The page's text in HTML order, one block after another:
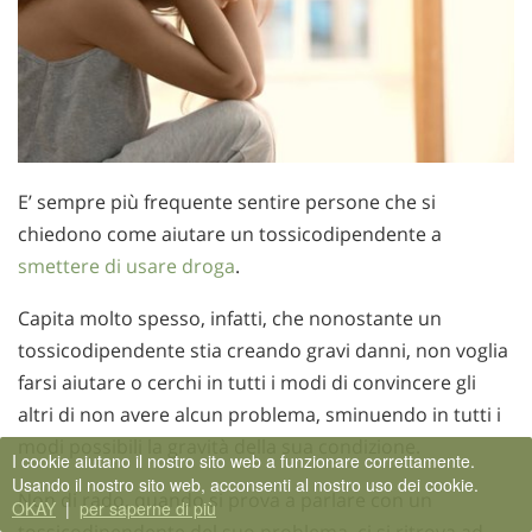
E’ sempre più frequente sentire persone che si
chiedono come aiutare un tossicodipendente a
smettere di usare droga.
Capita molto spesso, infatti, che nonostante un
tossicodipendente stia creando gravi danni, non voglia
farsi aiutare o cerchi in tutti i modi di convincere gli
altri di non avere alcun problema, sminuendo in tutti i
Non di rado, quando si prova a parlare con un
I cookie aiutano il nostro sito web a funzionare correttamente.
Usando il nostro sito web, acconsenti al nostro uso dei cookie.
OKAY | per saperne di più